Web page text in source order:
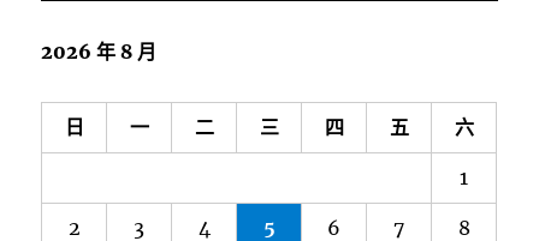
2026 年 8 月
日 一 二 三 四 五 六
1
2 3 4 5 6 7 8